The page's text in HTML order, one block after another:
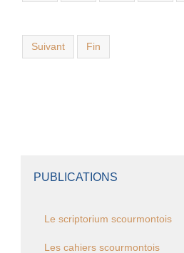
Suivant Fin
PUBLICATIONS
Le scriptorium scourmontois
Les cahiers scourmontois